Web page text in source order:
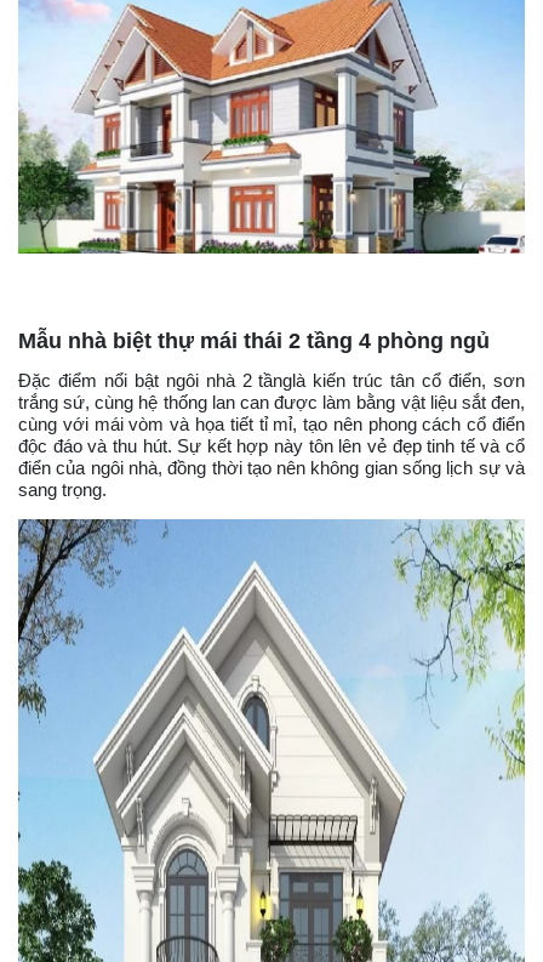
Mẫu nhà biệt thự mái thái 2 tầng 4 phòng ngủ
Đặc điểm nổi bật ngôi nhà 2 tầnglà kiến trúc tân cổ điển, sơn
trắng sứ, cùng hệ thống lan can được làm bằng vật liệu sắt đen,
cùng với mái vòm và họa tiết tỉ mỉ, tạo nên phong cách cổ điển
độc đáo và thu hút. Sự kết hợp này tôn lên vẻ đẹp tinh tế và cổ
điển của ngôi nhà, đồng thời tạo nên không gian sống lịch sự và
sang trọng.